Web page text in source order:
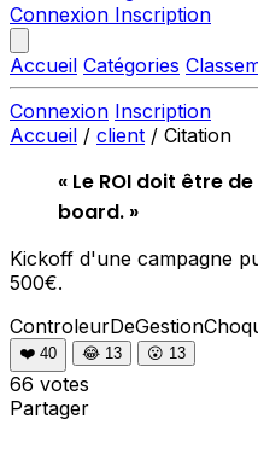
Connexion Inscription
Accueil Catégories
Connexion Inscription
Accueil / client / Citation
« Le ROI doit être
board. »
Kickoff d'une campagne
500€.
❤️ 40 😂 13 😮 13
66 votes
Partager